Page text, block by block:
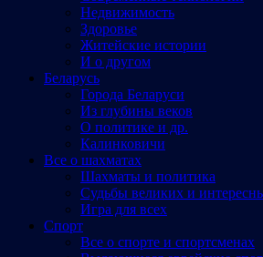
Недвижимость
Здоровье
Житейские истории
И о другом
Беларусь
Города Беларуси
Из глубины веков
О политике и др.
Калинковичи
Все о шахматах
Шахматы и политика
Судьбы великих и
Игра для всех
Спорт
Все о спорте и спортсменах